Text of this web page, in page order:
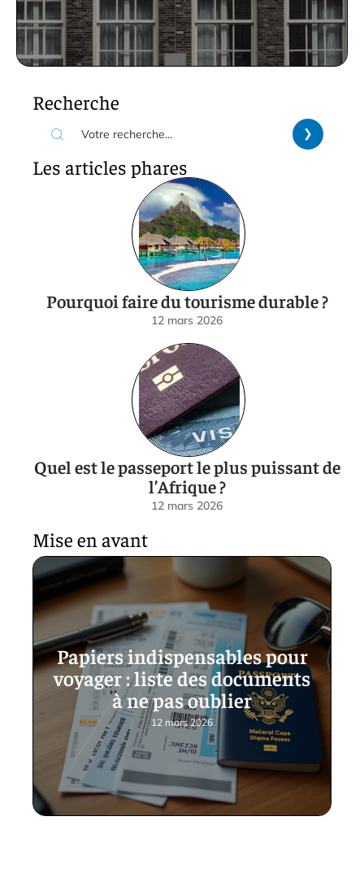
Recherche
Les articles phares
Pourquoi faire du tourisme durable ?
12 mars 2026
Quel est le passeport le plus puissant de
l’Afrique ?
12 mars 2026
Mise en avant
Papiers indispensables pour
voyager : liste des documents
à ne pas oublier
12 mars 2026